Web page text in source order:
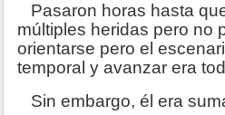
Pasaron horas hasta
múltiples heridas pero no
orientarse pero el
temporal y avanzar era
Sin embargo, él era